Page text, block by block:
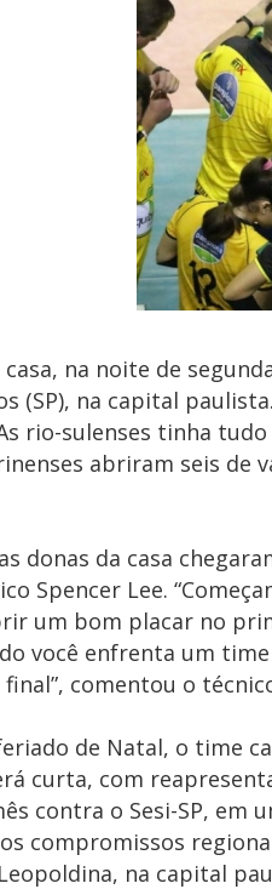
casa, na noite de
(SP), na capital
rio-sulenses tinha
abriram seis de
donas da casa
Spencer Lee.
um bom placar no
você enfrenta um
comentou o
de Natal, o time
curta, com
contra o Sesi-SP, em
compromissos
na capital